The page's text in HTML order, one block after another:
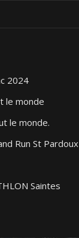
2024
le monde
le monde.
Run St Pardoux
Saintes